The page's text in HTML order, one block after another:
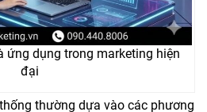
ứng dụng trong marketing hiện
đại
thường dựa vào các phương